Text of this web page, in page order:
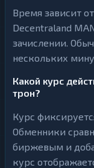
Время зависит
Decentraland
зачислении.
нескольких
Какой курс
трон?
Курс
Обменники
биржевым и
курс